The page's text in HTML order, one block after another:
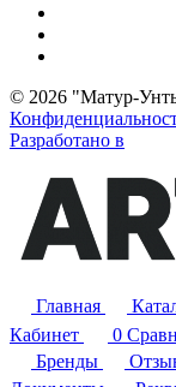
© 2026 "Матур-
Разработано в
Главная
Кабинет
0
Бренды